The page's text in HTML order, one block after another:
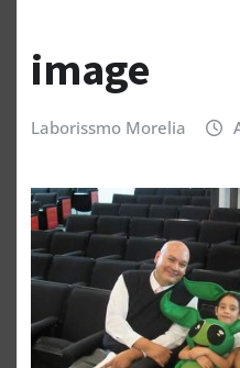
image
Laborissmo Morelia